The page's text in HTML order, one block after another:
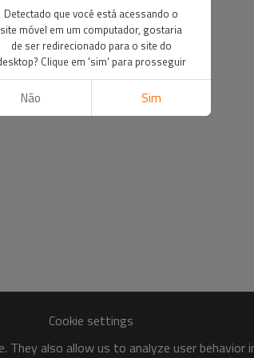
Cookie settings
They also allow us to analyze user
Detectado que você está acessando o
site móvel em um computador, gostaria
de ser redirecionado para o site do
Clique em 'sim' para prosseguir
Não Sim